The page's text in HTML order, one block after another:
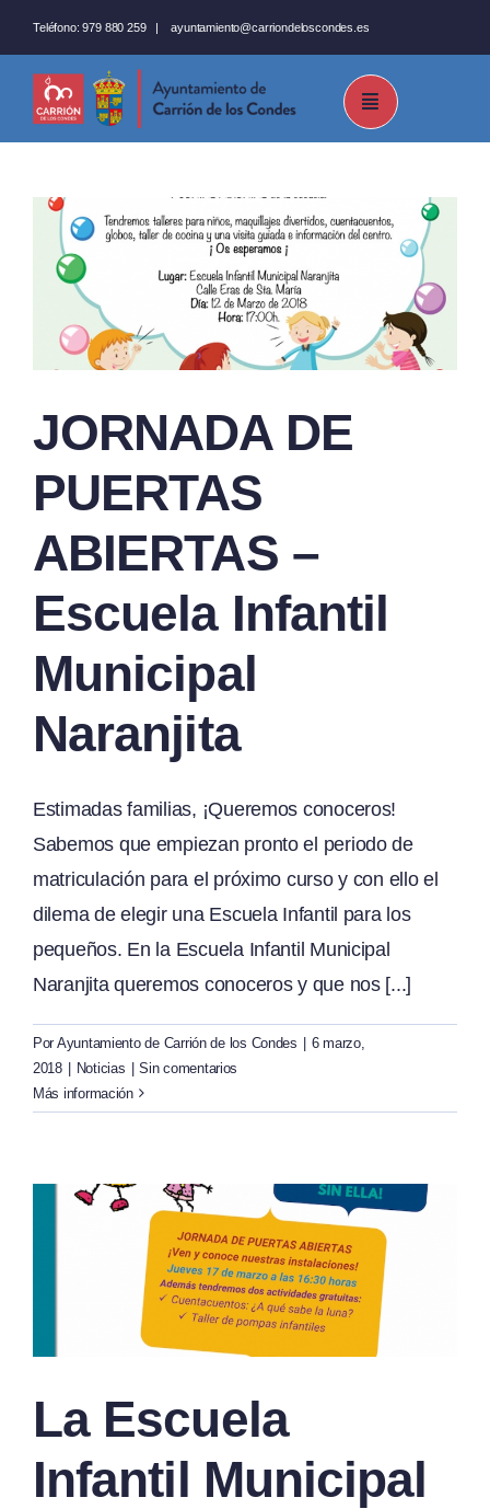
al
contenido
Teléfono: 979 880 259 |ayuntamiento@carriondeloscondes.es
JORNADA DE
PUERTAS
ABIERTAS –
Escuela Infantil
Municipal
Naranjita
Estimadas familias, ¡Queremos conoceros!
Sabemos que empiezan pronto el periodo de
matriculación para el próximo curso y con ello el
dilema de elegir una Escuela Infantil para los
pequeños. En la Escuela Infantil Municipal
Naranjita queremos conoceros y que nos [...]
Por Ayuntamiento de Carrión de los Condes
6 marzo,
2018
Noticias
Sin comentarios
Más información
La Escuela
Infantil Municipal